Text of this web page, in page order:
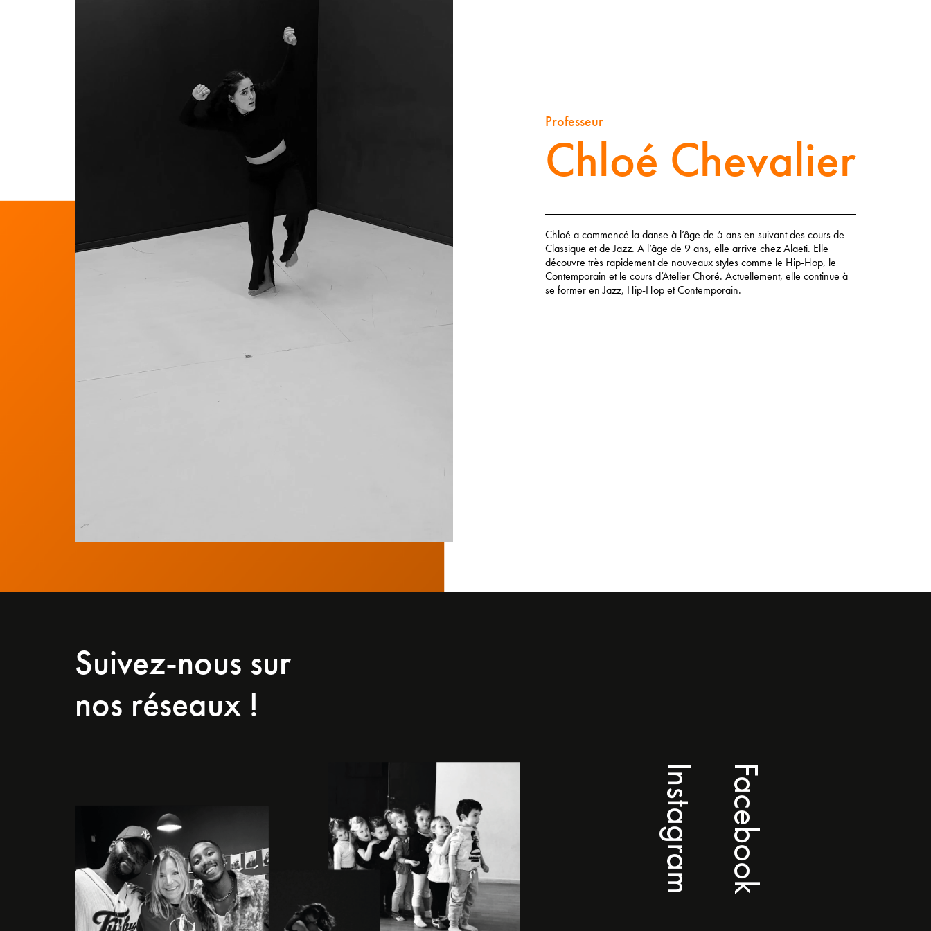
Professeur
Chloé Chevalier
Chloé a commencé la danse à l’âge de 5 ans en suivant des cours de
Classique et de Jazz. A l’âge de 9 ans, elle arrive chez Alaeti. Elle
découvre très rapidement de nouveaux styles comme le Hip-Hop, le
Contemporain et le cours d’Atelier Choré. Actuellement, elle continue à
se former en Jazz, Hip-Hop et Contemporain.
Suivez-nous sur
nos réseaux !
Instagram Facebook